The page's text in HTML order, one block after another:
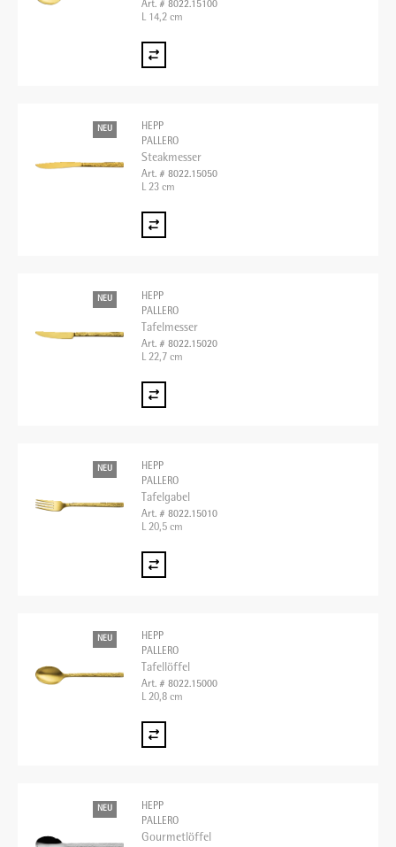
Art. # 8022.15100
L 14,2 cm
NEU
HEPP
PALLERO
Steakmesser
Art. # 8022.15050
L 23 cm
NEU
HEPP
PALLERO
Tafelmesser
Art. # 8022.15020
L 22,7 cm
NEU
HEPP
PALLERO
Tafelgabel
Art. # 8022.15010
L 20,5 cm
NEU
HEPP
PALLERO
Tafellöffel
Art. # 8022.15000
L 20,8 cm
NEU
HEPP
PALLERO
Gourmetlöffel